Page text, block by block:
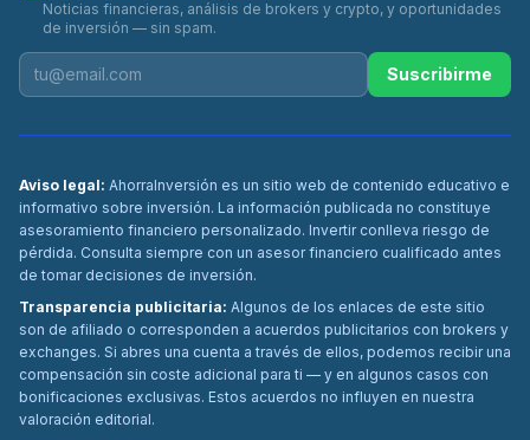
Noticias financieras, análisis de brokers y crypto, y oportunidades
de inversión — sin spam.
Suscribirme
Aviso legal: AhorraInversión es un sitio web de contenido educativo e
informativo sobre inversión. La información publicada no constituye
asesoramiento financiero personalizado. Invertir conlleva riesgo de
pérdida. Consulta siempre con un asesor financiero cualificado antes
de tomar decisiones de inversión.
Transparencia publicitaria: Algunos de los enlaces de este sitio
son de afiliado o corresponden a acuerdos publicitarios con brokers y
exchanges. Si abres una cuenta a través de ellos, podemos recibir una
compensación sin coste adicional para ti — y en algunos casos con
bonificaciones exclusivas. Estos acuerdos no influyen en nuestra
valoración editorial.